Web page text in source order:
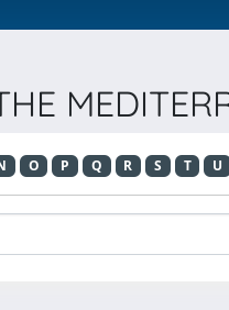
O P Q R S T U